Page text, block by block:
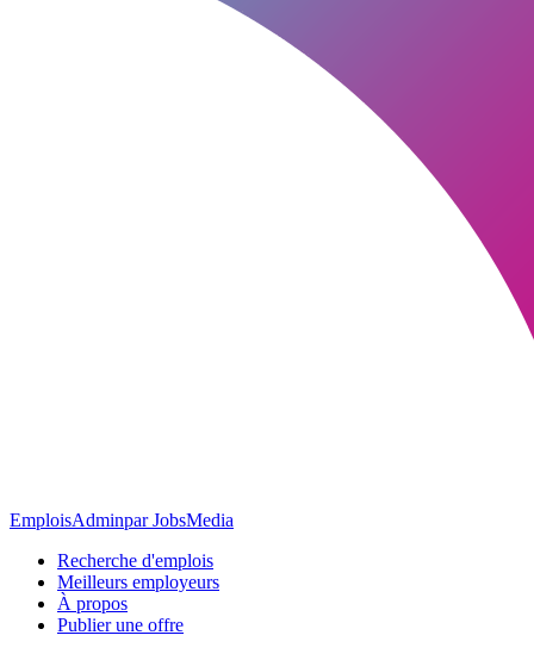
EmploisAdminpar JobsMedia
Recherche d'emplois
Meilleurs employeurs
À propos
Publier une offre